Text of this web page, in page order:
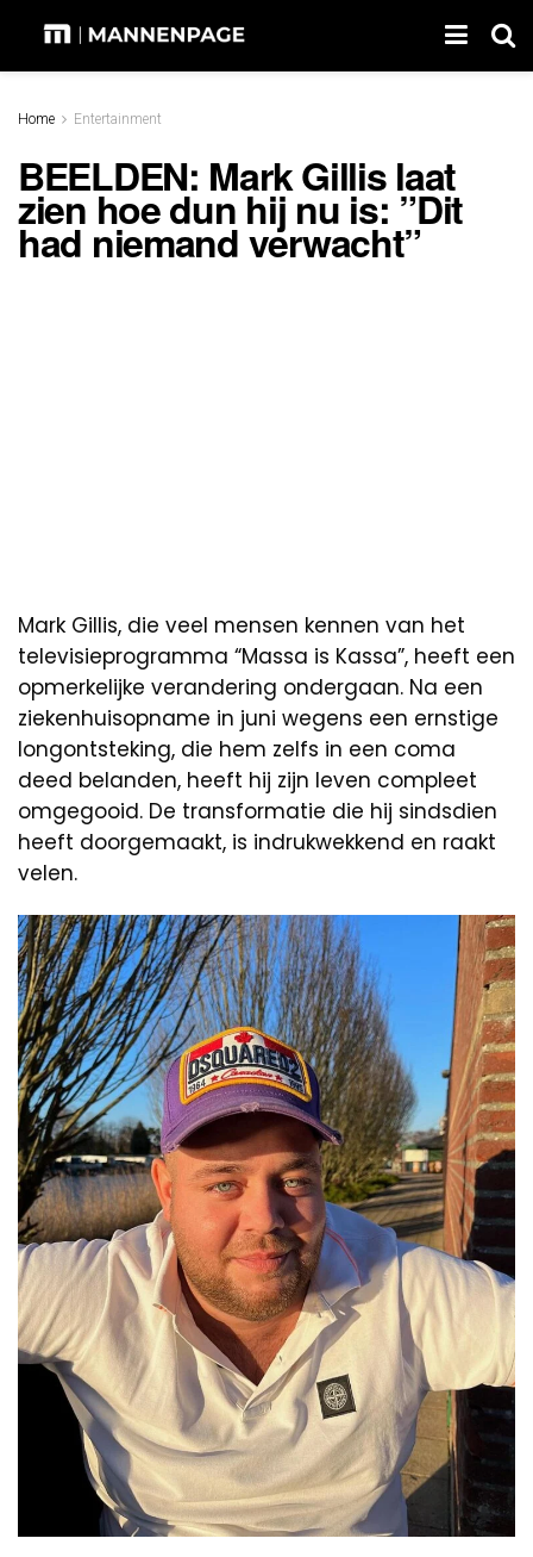
Home Entertainment
BEELDEN: Mark Gillis laat
zien hoe dun hij nu is: ”Dit
had niemand verwacht”
Mark Gillis, die veel mensen kennen van het
televisieprogramma “Massa is Kassa”, heeft een
opmerkelijke verandering ondergaan. Na een
ziekenhuisopname in juni wegens een ernstige
longontsteking, die hem zelfs in een coma
deed belanden, heeft hij zijn leven compleet
omgegooid. De transformatie die hij sindsdien
heeft doorgemaakt, is indrukwekkend en raakt
velen.